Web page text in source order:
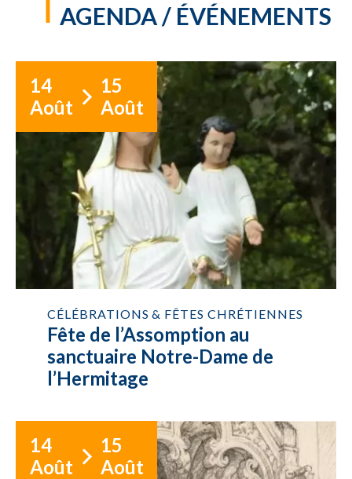
AGENDA / ÉVÉNEMENTS
14
Août
15
Août
CÉLÉBRATIONS & FÊTES CHRÉTIENNES
Fête de l’Assomption au
sanctuaire Notre-Dame de
l’Hermitage
14
Août
15
Août